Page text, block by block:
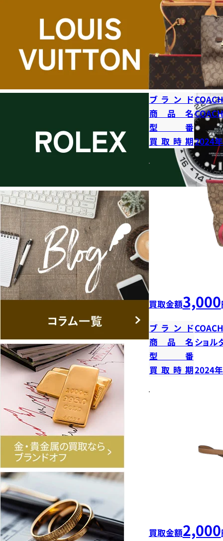
ブランドCOACH
商品名
型番
買取時期2024
買取金額3,000
ブランドCOACH
商品名 ショル
型番
買取時期2024
買取金額2,000